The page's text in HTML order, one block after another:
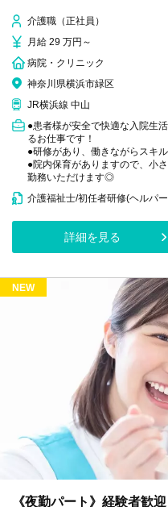
介護職（正社員）
月給 29 万円～
病院・クリニック
神奈川県横浜市緑区
JR横浜線 中山
●患者様が安全で快適な入院生
るお仕事です！
●研修があり、働きながらスキ
●院内保育がありますので、小
勤務いただけます◎
介護福祉士/初任者研修(ヘルパ
詳細を見る
NEW
《夜勤パート》経験者歓